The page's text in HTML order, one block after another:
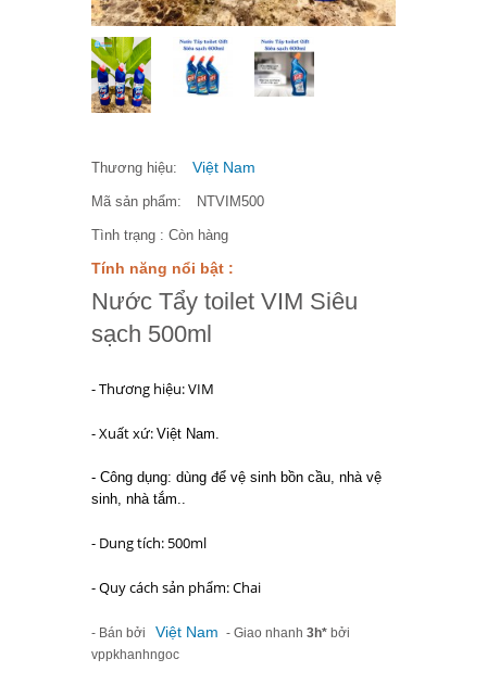
Thương hiệu: Việt Nam
Mã sản phẩm: NTVIM500
Tình trạng : Còn hàng
Tính năng nổi bật :
Nước Tẩy toilet VIM Siêu
sạch 500ml
- Thương hiệu: VIM
- Xuất xứ: Việt Nam.
- Công dụng: dùng để vệ sinh bồn cầu, nhà vệ
sinh, nhà tắm..
- Dung tích: 500ml
- Quy cách sản phẩm: Chai
- Bán bởi Việt Nam - Giao nhanh 3h* bởi
vppkhanhngoc